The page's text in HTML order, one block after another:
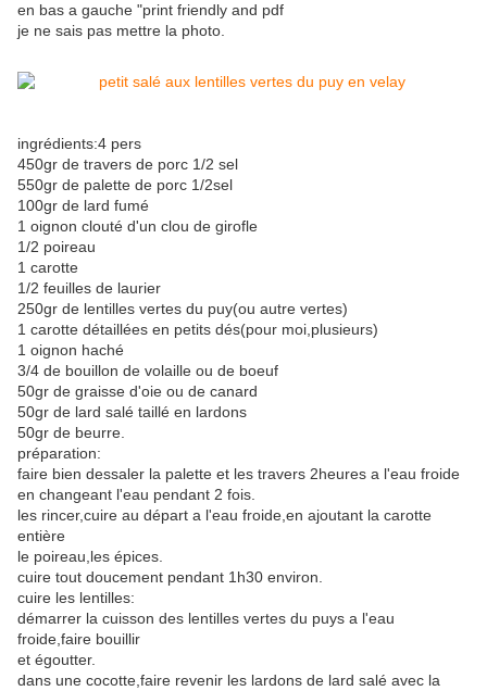
en bas a gauche "print friendly and pdf
je ne sais pas mettre la photo.
ingrédients:4 pers
450gr de travers de porc 1/2 sel
550gr de palette de porc 1/2sel
100gr de lard fumé
1 oignon clouté d'un clou de girofle
1/2 poireau
1 carotte
1/2 feuilles de laurier
250gr de lentilles vertes du puy(ou autre vertes)
1 carotte détaillées en petits dés(pour moi,plusieurs)
1 oignon haché
3/4 de bouillon de volaille ou de boeuf
50gr de graisse d'oie ou de canard
50gr de lard salé taillé en lardons
50gr de beurre.
préparation:
faire bien dessaler la palette et les travers 2heures a l'eau froide
en changeant l'eau pendant 2 fois.
les rincer,cuire au départ a l'eau froide,en ajoutant la carotte
entière
le poireau,les épices.
cuire tout doucement pendant 1h30 environ.
cuire les lentilles:
démarrer la cuisson des lentilles vertes du puys a l'eau
froide,faire bouillir
et égoutter.
dans une cocotte,faire revenir les lardons de lard salé avec la